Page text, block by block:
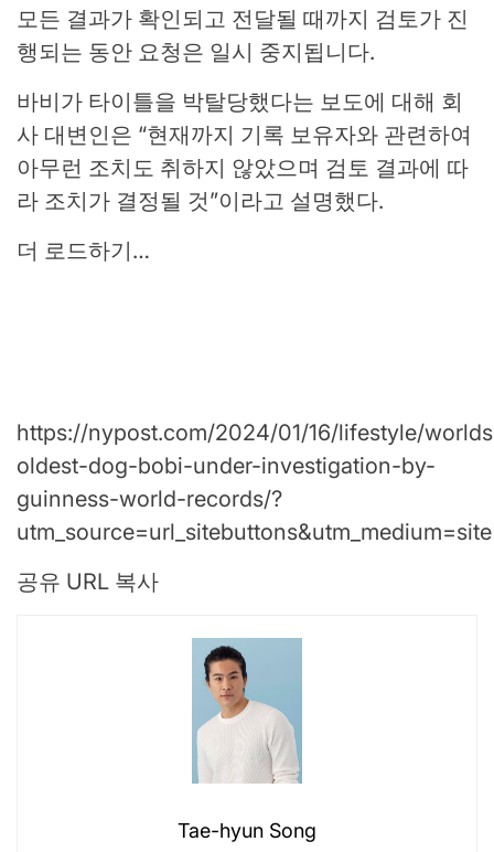
모든 결과가 확인되고 전달될 때까지 검토가 진
행되는 동안 요청은 일시 중지됩니다.
바비가 타이틀을 박탈당했다는 보도에 대해 회
사 대변인은 “현재까지 기록 보유자와 관련하여
아무런 조치도 취하지 않았으며 검토 결과에 따
라 조치가 결정될 것”이라고 설명했다.
더 로드하기…
https://nypost.com/2024/01/16/lifestyle/
oldest-dog-bobi-under-investigation-by-
guinness-world-records/?
공유 URL 복사
Tae-hyun Song